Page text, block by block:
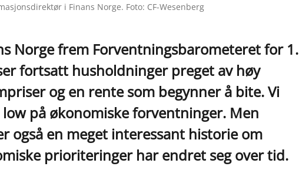
i Finans Norge. Foto: CF-Wesenberg
Norge frem Forventningsbarometeret for 1.
fortsatt husholdninger preget av høy
og en rente som begynner å bite. Vi
på økonomiske forventninger. Men
også en meget interessant historie om
prioriteringer har endret seg over tid.